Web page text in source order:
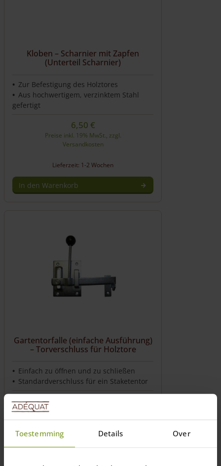
Toestemming Details Over
Kloben – Scharnier mit Zapfen
(Unterteil Scharnier)
Zur Befestigung des Holztores
Aus hochwertigem, verzinktem Stahl
gefertigt
6,50 €
Preise inkl. 19% MwSt., zzgl.
Versandkosten
Lieferzeit: 1-2 Wochen
In den Warenkorb
Gartentorfalle (einfache Ausführung)
– Torverschluss für Holztore
Einfach zu öffnen und zu schließen
Standardverschluss für ein Staketentor
Preise inkl. 19% MwSt., zzgl.
Versandkosten
Lieferzeit: 1-2 Wochen